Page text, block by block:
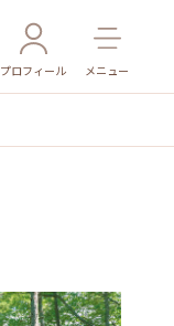
プロフィール メニュー